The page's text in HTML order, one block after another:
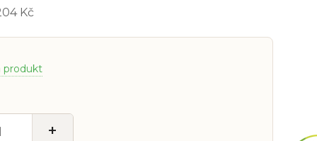
Kč
produkt
+